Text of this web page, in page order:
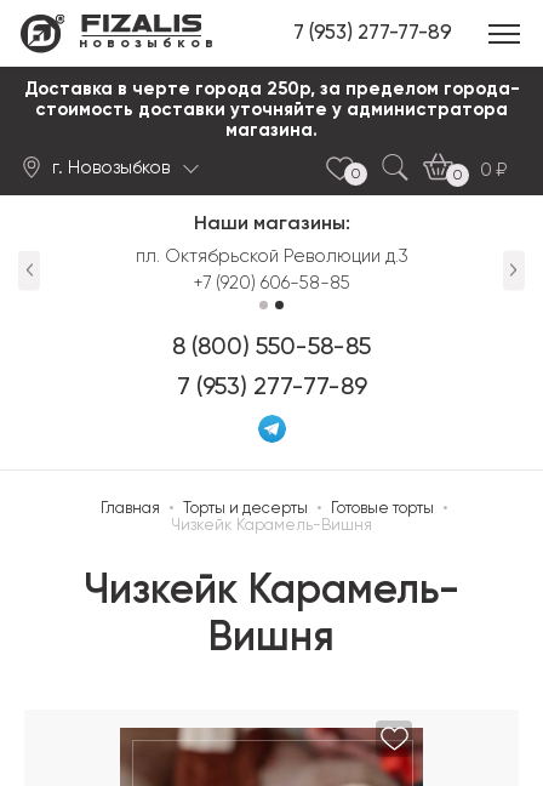
новозыбков 7 (953) 277-77-89
Доставка в черте города 250р, за пределом города-
стоимость доставки уточняйте у администратора
магазина.
г. Новозыбков 0 0
0
Наши магазины:
пл. Октябрьской Революции д.3
+7 (920) 606-58-85
8 (800) 550-58-85
7 (953) 277-77-89
Главная • Торты и десерты • Готовые торты
•
Чизкейк Карамель-Вишня
Чизкейк Карамель-
Вишня